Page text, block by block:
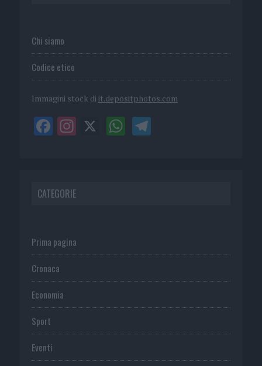
Chi siamo
Codice etico
Immagini stock di it.depositphotos.com
CATEGORIE
Prima pagina
Cronaca
Economia
Sport
Eventi